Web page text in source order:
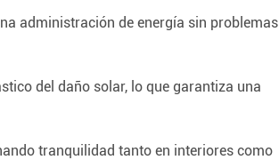
administración de energía sin problemas
del daño solar, lo que garantiza una
tranquilidad tanto en interiores como